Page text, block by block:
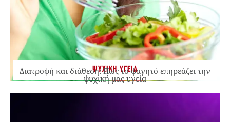
ΨΥΧΙΚΗ ΥΓΕΙΑ
Διατροφή και διάθεση: Πώς το φαγητό επηρεάζει την
ψυχική μας υγεία